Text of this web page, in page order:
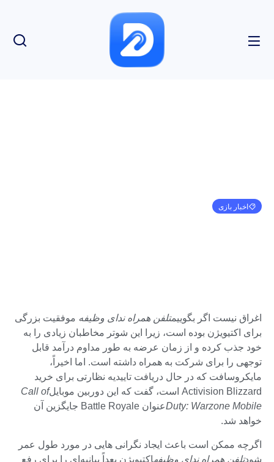
اخبار بازی
اغراق نیست اگر بگوییمتلفن همراه ندای وظیفه موفقیت بزرگی
برای اکتیویژن بوده است، زیرا این شوتر مخاطبان زیادی را به
خود جذب کرده و از زمان عرضه به طور مداوم درآمد قابل
توجهی را برای شرکت به همراه داشته است. اما اخیراً،
مایکروسافت که در حال دریافت تاییدیه نظارتی برای خرید
Activision Blizzard است، گفت که این دوربین موبایل
Call of
Duty: Warzone Mobile
عنوان Battle Royale جایگزین آن
خواهد شد.
اگرچه ممکن است باعث ایجاد نگرانی هایی در مورد طول عمر
شودتلفن همراه ندای وظیفهاکتیویژن بعداً بیانیه‌ای را برای رفع